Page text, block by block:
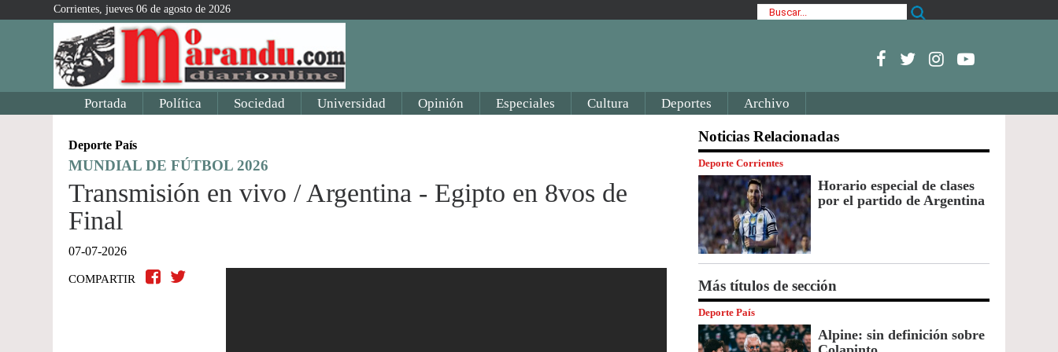
Corrientes, jueves 06 de agosto de 2026
Portada Política Sociedad Universidad Opinión Especiales Cultura Deportes Archivo
Deporte País
MUNDIAL DE FÚTBOL 2026
Transmisión en vivo / Argentina - Egipto en 8vos de
Final
07-07-2026
COMPARTIR
Noticias Relacionadas
Deporte Corrientes
Horario especial de clases
por el partido de Argentina
Más títulos de sección
Deporte País
Alpine: sin definición sobre